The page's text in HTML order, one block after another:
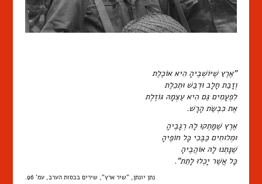
"אֶרֶץ שֶׁיּוֹשְׁבֶיהָ הִיא אוֹכֶלֶת
וְזָבַת חָלָב וּדְבַשׁ וּתְכֵלֶת
לִפְעָמִים גַּם הִיא עַצְמָהּ גּוֹזֶלֶת
אֶת כִּבְשַׂת הָרָשׁ.
אֶרֶץ שֶׁמָּתְקוּ לָהּ רְגָבֶיהָ
וּמְלוּחִים כַּבֶּכִי כָּל חוֹפֶיהָ
שֶׁנָּתְנוּ לָהּ אוֹהֲבֶיהָ
כָּל אֲשֶׁר יָכְלוּ לָתֵת".
נתן יונתן, "שיר ארץ", שירים בכסות הערב, עמ' 96.